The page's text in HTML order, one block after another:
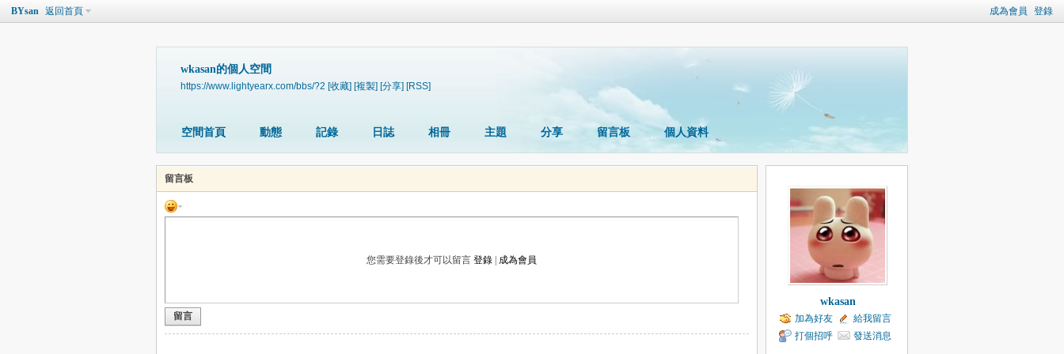
成為會員 登錄
BYsan 返回首頁
wkasan的個人空間
https://www.lightyearx.com/bbs/?2 [收藏] [複製] [分享] [RSS]
空間首頁 動態 記錄 日誌 相冊 主題 分享 留言板 個人資料
留言板
您需要登錄後才可以留言登錄 成為會員
留言
wkasan
加為好友
給我留言
打個招呼
發送消息